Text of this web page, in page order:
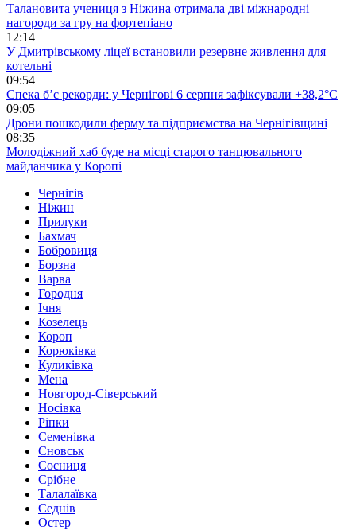
Талановита учениця з Ніжина отримала дві міжнародні
нагороди за гру на фортепіано
12:14
У Дмитрівському ліцеї встановили резервне живлення для
котельні
09:54
Спека б’є рекорди: у Чернігові 6 серпня зафіксували +38,2°С
09:05
Дрони пошкодили ферму та підприємства на Чернігівщині
08:35
Молодіжний хаб буде на місці старого танцювального
майданчика у Коропі
Чернігів
Ніжин
Прилуки
Бахмач
Бобровиця
Борзна
Варва
Городня
Ічня
Козелець
Короп
Корюківка
Куликівка
Мена
Новгород-Сіверський
Носівка
Ріпки
Семенівка
Сновськ
Сосниця
Срібне
Талалаївка
Седнів
Остер